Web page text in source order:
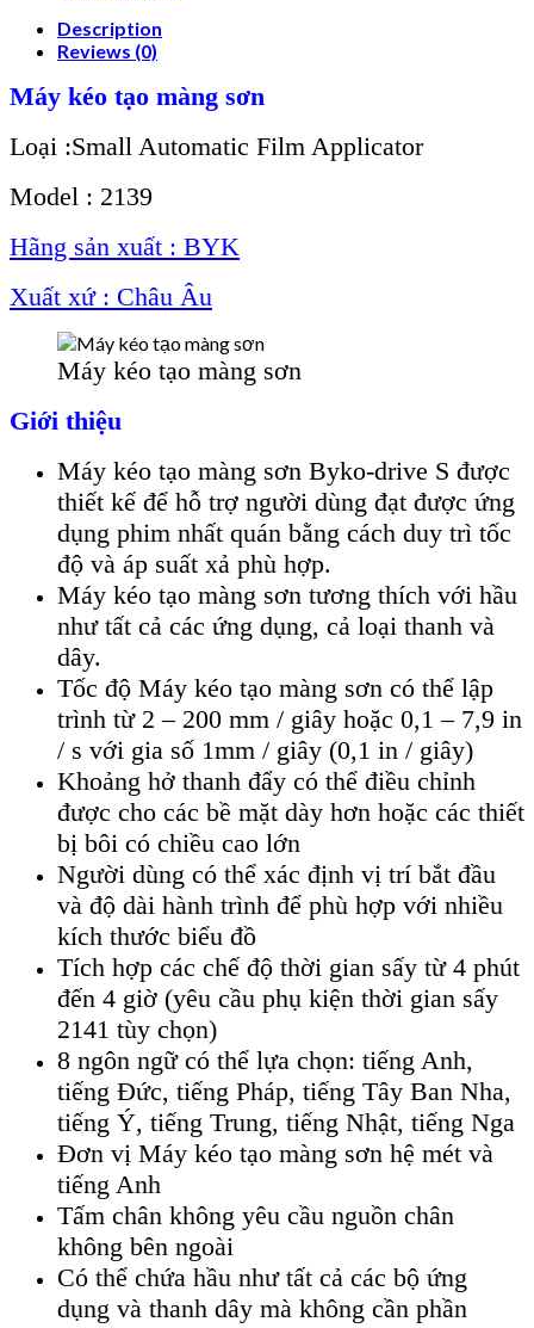
Description
Reviews (0)
Máy kéo tạo màng sơn
Loại :Small Automatic Film Applicator
Model : 2139
Hãng sản xuất : BYK
Xuất xứ : Châu Âu
Máy kéo tạo màng sơn
Giới thiệu
Máy kéo tạo màng sơn Byko-drive S được
thiết kế để hỗ trợ người dùng đạt được ứng
dụng phim nhất quán bằng cách duy trì tốc
độ và áp suất xả phù hợp.
Máy kéo tạo màng sơn tương thích với hầu
như tất cả các ứng dụng, cả loại thanh và
dây.
Tốc độ Máy kéo tạo màng sơn có thể lập
trình từ 2 – 200 mm / giây hoặc 0,1 – 7,9 in
/ s với gia số 1mm / giây (0,1 in / giây)
Khoảng hở thanh đẩy có thể điều chỉnh
được cho các bề mặt dày hơn hoặc các thiết
bị bôi có chiều cao lớn
Người dùng có thể xác định vị trí bắt đầu
và độ dài hành trình để phù hợp với nhiều
kích thước biểu đồ
Tích hợp các chế độ thời gian sấy từ 4 phút
đến 4 giờ (yêu cầu phụ kiện thời gian sấy
2141 tùy chọn)
8 ngôn ngữ có thể lựa chọn: tiếng Anh,
tiếng Đức, tiếng Pháp, tiếng Tây Ban Nha,
tiếng Ý, tiếng Trung, tiếng Nhật, tiếng Nga
Đơn vị Máy kéo tạo màng sơn hệ mét và
tiếng Anh
Tấm chân không yêu cầu nguồn chân
không bên ngoài
Có thể chứa hầu như tất cả các bộ ứng
dụng và thanh dây mà không cần phần